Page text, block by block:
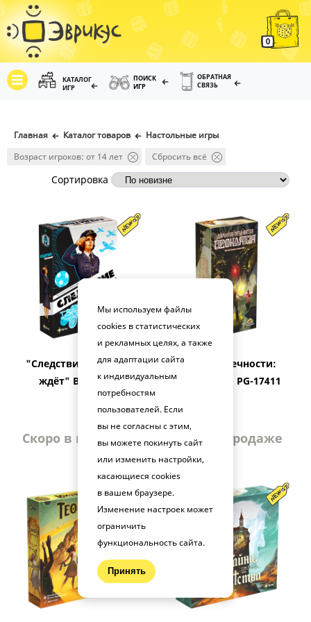
0
КАТАЛОГ
ИГР
ПОИСК
ИГР
ОБРАТНАЯ
СВЯЗЬ
Главная Каталог товаров
Настольные игры
Возраст игроков: от 14 лет
Сбросить всё
Сортировка
"Следствие. Дело не
ждёт" BG-14003
Скоро в продаже
"Долина вечности:
Проклятия" PG-17411
Скоро в продаже
Мы используем файлы
cookies в статистических
и рекламных целях, а также
для адаптации сайта
к индивидуальным
потребностям
пользователей. Если
вы не согласны с этим,
вы можете покинуть сайт
или изменить настройки,
касающиеся cookies
в вашем браузере.
Изменение настроек может
ограничить
функциональность сайта.
Принять